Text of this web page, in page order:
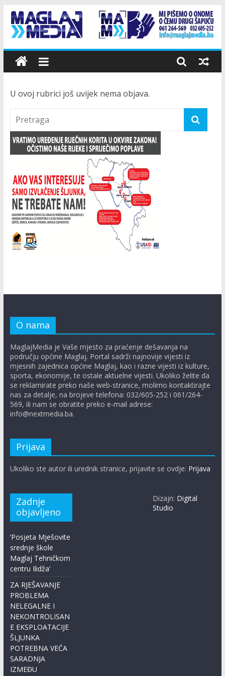
Skip
content
Maglaj
Media
Mi
onome
šapuću
U ovoj rubrici još uvijek nema objava.
O nama
MaglajMedia je Vaše mjesto za praćenje dešavanja na
području općine Maglaj. Portal sadrži najnovije vijesti iz
mjesnih zajednica općine Maglaj, kao i razne vijesti iz kulture,
sporta, ekonomije, te ostale aktuelne vijesti. Ukoliko želite da
se reklamirate preko naše web-stranice, molimo kontaktirajte
nas za detalje, na brojeve telefona: 032/605-252 i 061/264-
569, ili nam se obratite preko e-mail adrese:
info@nextmedia.ba.
Prijava
Ukoliko ste autor ili urednik stranice, prijavite se ovdje: Prijava
Zadnje
objavljeno
‘Posjeta Mješovite
srednje škole
Maglaj Tehničkom
centru Ilidža’
ZA RJEŠAVANJE
PROBLEMA
NELEGALNE I
NEKONTROLISAN
E EKSPLOATACIJE
ŠLJUNKA
POTREBNA VEĆA
SARADNJA
IZMEĐU
Dizajn: Digital
Studio